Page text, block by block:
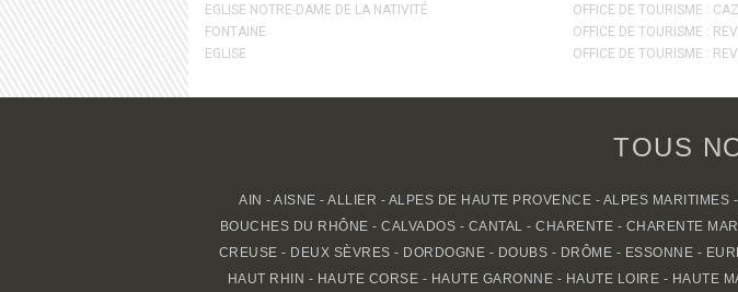
EGLISE NOTRE-DAME DE LA NATIVITÉ
FONTAINE
EGLISE
OFFICE DE TOURISME :
OFFICE DE TOURISME :
OFFICE DE TOURISME :
TOUS
AIN -AISNE -ALLIER - ALPES DE HAUTE PROVENCE - ALPES MARITIMES -
BOUCHES DU RHÔNE -CALVADOS - CANTAL -CHARENTE - CHARENTE
CREUSE - DEUX SÈVRES - DORDOGNE - DOUBS - DRÔME - ESSONNE -
HAUT RHIN - HAUTE CORSE - HAUTE GARONNE - HAUTE LOIRE - HAUTE